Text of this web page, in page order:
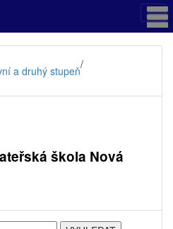
a druhý stupeň/
škola Nová